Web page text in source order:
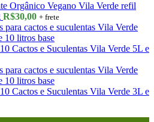
Orgânico Vegano Vila Verde refil
R$30,00 + frete
Cactos e Suculentas Vila Verde 5L e
Cactos e Suculentas Vila Verde 3L e